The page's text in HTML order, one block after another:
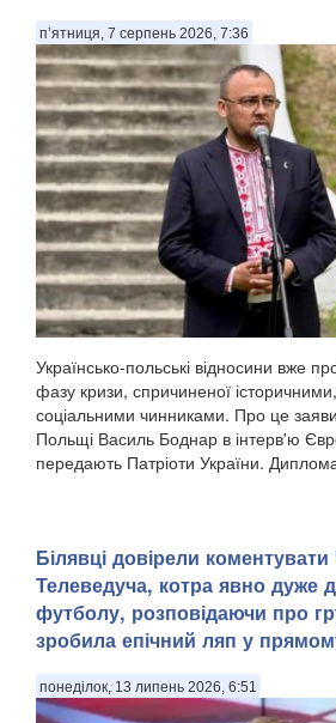
п’ятниця, 7 серпень 2026, 7:36
Українсько-польські відносини вже
фазу кризи, спричиненої
соціальними чинниками. Про це
Польщі Василь Боднар в інтерв'ю
передають Патріоти України.
Білявці довірели
Телеведуча, котра явно дуже
футболу, розповідаючи про
зробила епічний ляп у
понеділок, 13 липень 2026, 6:51